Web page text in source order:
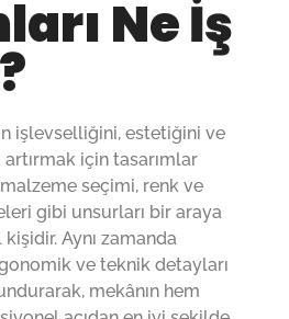
Ne İş
işlevselliğini, estetiğini ve
için tasarımlar
seçimi, renk ve
gibi unsurları bir araya
Aynı zamanda
ve teknik detayları
mekânın hem